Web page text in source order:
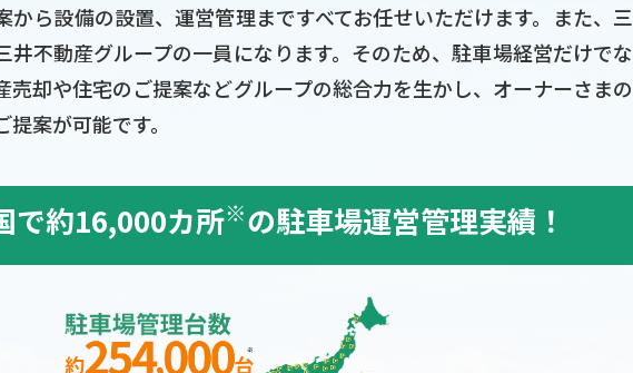
から設備の設置、運営管理まですべてお任せいただけます。また、三
井不動産グループの一員になります。そのため、駐車場経営だけでな
売却や住宅のご提案などグループの総合力を生かし、オーナーさまの
案が可能です。
で約16,000カ所※の駐車場運営管理実績！